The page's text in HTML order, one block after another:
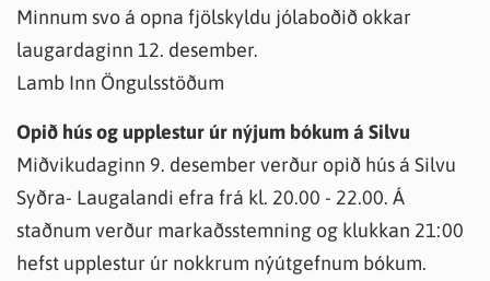
Minnum svo á opna fjölskyldu jólaboðið okkar
laugardaginn 12. desember.
Lamb Inn Öngulsstöðum
Opið hús og upplestur úr nýjum bókum á Silvu
Miðvikudaginn 9. desember verður opið hús á Silvu
Syðra- Laugalandi efra frá kl. 20.00 - 22.00. Á
staðnum verður markaðsstemning og klukkan 21:00
hefst upplestur úr nokkrum nýútgefnum bókum.